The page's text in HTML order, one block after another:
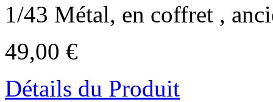
1/43 Métal, en coffret ,
49,00 €
Détails du Produit